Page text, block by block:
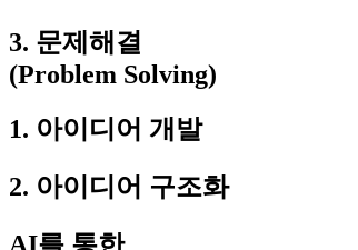
3. 문제해결
(Problem Solving)
1. 아이디어 개발
2. 아이디어 구조화